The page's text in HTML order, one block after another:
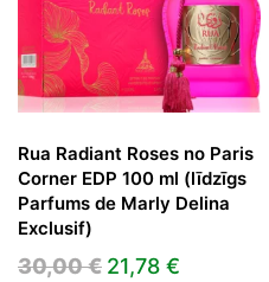
Rua Radiant Roses no Paris
Corner EDP 100 ml (līdzīgs
Parfums de Marly Delina
Exclusif)
30,00€ Original
21,78 €